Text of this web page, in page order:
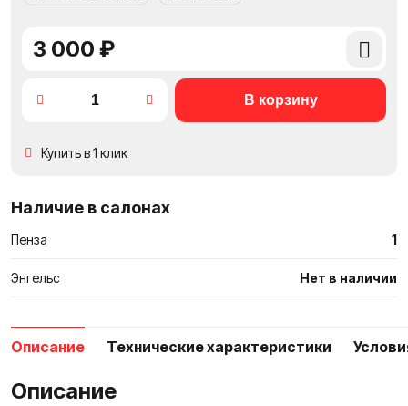
3 000 ₽
Купить в 1 клик
Наличие в салонах
Пенза 1
Энгельс Нет в наличии
Описание Технические характеристики
Описание